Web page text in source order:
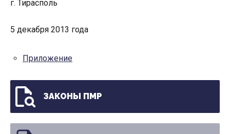
г. Тирасполь
5 декабря 2013 года
Приложение
ЗАКОНЫ ПМР